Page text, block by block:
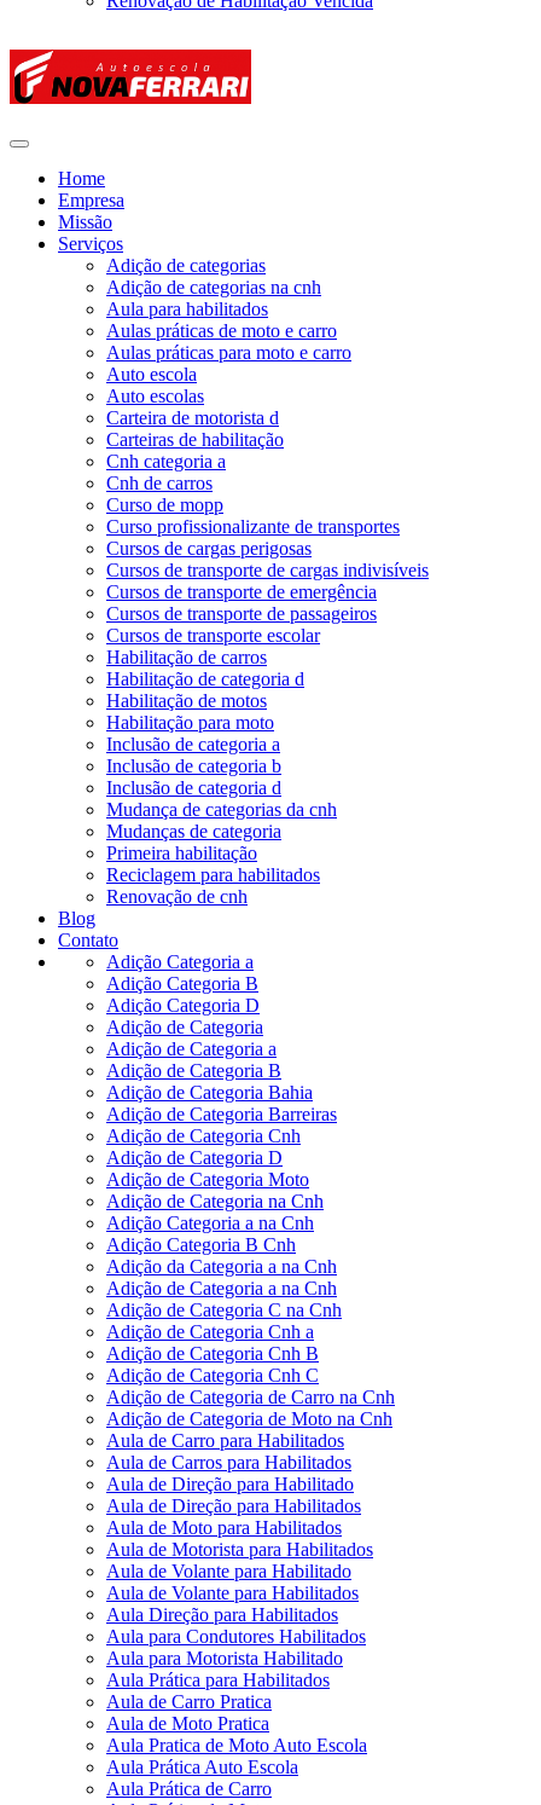
Home
Empresa
Missão
Serviços
Adição de categorias
Adição de categorias na cnh
Aula para habilitados
Aulas práticas de moto e carro
Aulas práticas para moto e carro
Auto escola
Auto escolas
Carteira de motorista d
Carteiras de habilitação
Cnh categoria a
Cnh de carros
Curso de mopp
Curso profissionalizante de transportes
Cursos de cargas perigosas
Cursos de transporte de cargas indivisíveis
Cursos de transporte de emergência
Cursos de transporte de passageiros
Cursos de transporte escolar
Habilitação de carros
Habilitação de categoria d
Habilitação de motos
Habilitação para moto
Inclusão de categoria a
Inclusão de categoria b
Inclusão de categoria d
Mudança de categorias da cnh
Mudanças de categoria
Primeira habilitação
Reciclagem para habilitados
Renovação de cnh
Blog
Contato
Adição Categoria a
Adição Categoria B
Adição Categoria D
Adição de Categoria
Adição de Categoria a
Adição de Categoria B
Adição de Categoria Bahia
Adição de Categoria Barreiras
Adição de Categoria Cnh
Adição de Categoria D
Adição de Categoria Moto
Adição de Categoria na Cnh
Adição Categoria a na Cnh
Adição Categoria B Cnh
Adição da Categoria a na Cnh
Adição de Categoria a na Cnh
Adição de Categoria C na Cnh
Adição de Categoria Cnh a
Adição de Categoria Cnh B
Adição de Categoria Cnh C
Adição de Categoria de Carro na Cnh
Adição de Categoria de Moto na Cnh
Aula de Carro para Habilitados
Aula de Carros para Habilitados
Aula de Direção para Habilitado
Aula de Direção para Habilitados
Aula de Moto para Habilitados
Aula de Motorista para Habilitados
Aula de Volante para Habilitado
Aula de Volante para Habilitados
Aula Direção para Habilitados
Aula para Condutores Habilitados
Aula para Motorista Habilitado
Aula Prática para Habilitados
Aula de Carro Pratica
Aula de Moto Pratica
Aula Pratica de Moto Auto Escola
Aula Prática Auto Escola
Aula Prática de Carro